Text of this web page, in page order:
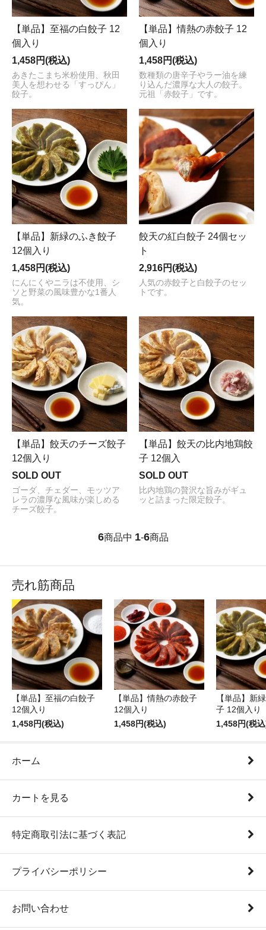
【単品】至福の白餃子 12
個入り
1,458円(税込)
あきたこまち米粉使用、秋田
美人を想わせる「すっぴん」
餃子。
【単品】情熱の赤餃子 12
個入り
1,458円(税込)
数種類の唐辛子やラー油を練
り込んだ濃厚な大人の餃子。
元祖「赤餃子」です。
【単品】新緑のふき餃子
12個入り
1,458円(税込)
にんにくやニラは不使用、シ
ソと野菜の風味豊かな1番人
気。
餃天の紅白餃子 24個セッ
ト
2,916円(税込)
人気の赤餃子と白餃子のセッ
トです。
【単品】餃天のチーズ餃子
12個入り
SOLD OUT
ゴーダ、チェダー、モッツア
レラの濃厚な風味が楽しめる
チーズ餃子。
【単品】餃天の比内地鶏餃
子 12個入
SOLD OUT
比内地鶏の贅沢な旨みがギュ
ッと詰まった限定餃子。
6商品中 1-6商品
売れ筋商品
【単品】至福の白餃子
12個入り
1,458円(税込)
【単品】情熱の赤餃子
12個入り
1,458円(税込)
【単品】新
子 12個入り
1,458円(税
ホーム
カートを見る
特定商取引法に基づく表記
プライバシーポリシー
お問い合わせ